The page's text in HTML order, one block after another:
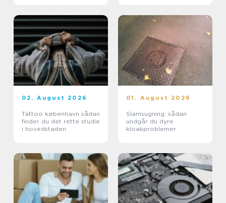
02. August 2026
Tattoo københavn sådan
finder du det rette studie
i hovedstaden
01. August 2026
Slamsugning: sådan
undgår du dyre
kloakproblemer